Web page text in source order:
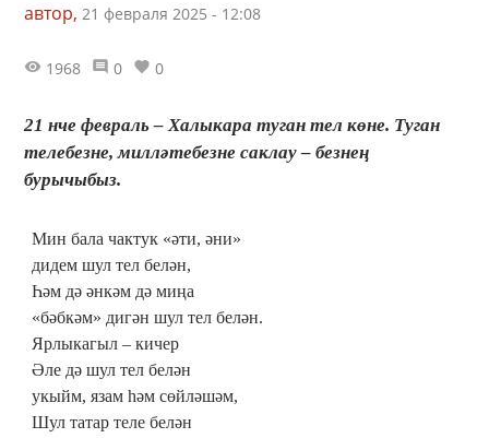
автор, 21 февраля 2025 - 12:08
1968 0 0
21 нче февраль – Халыкара туган тел көне. Туган
телебезне, милләтебезне саклау – безнең
бурычыбыз.
Мин бала чактук «әти, әни»
дидем шул тел белән,
Һәм дә әнкәм дә миңа
«бәбкәм» дигән шул тел белән.
Ярлыкагыл – кичер
Әле дә шул тел белән
укыйм, язам һәм сөйләшәм,
Шул татар теле белән